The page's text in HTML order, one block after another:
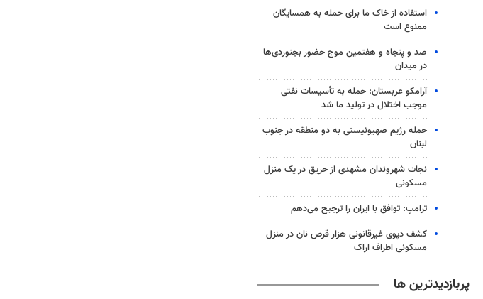
استفاده از خاک ما برای حمله به همسایگان
ممنوع است
صد و پنجاه و هفتمین موج حضور بجنوردی‌ها
در میدان
آرامکو عربستان: حمله به تأسیسات نفتی
موجب اختلال در تولید ما شد
حمله رژیم صهیونیستی به دو منطقه در جنوب
لبنان
نجات شهروندان مشهدی از حریق در یک منزل
مسکونی
ترامپ: توافق با ایران را ترجیح می‌دهم
کشف دپوی غیرقانونی هزار قرص نان در منزل
مسکونی اطراف اراک
پربازدیدترین ها